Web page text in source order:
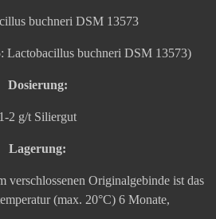
buchneri DSM 13573
Lactobacillus buchneri DSM 13573)
Dosierung:
1-2 g/t Siliergut
Lagerung:
verschlossenen Originalgebinde ist das
(max. 20°C) 6 Monate,